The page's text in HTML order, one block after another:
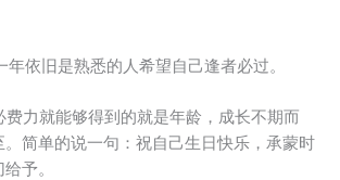
依旧是熟悉的人希望自己逢者必过。
费力就能够得到的就是年龄，成长不期而
简单的说一句：祝自己生日快乐，承蒙时
予。